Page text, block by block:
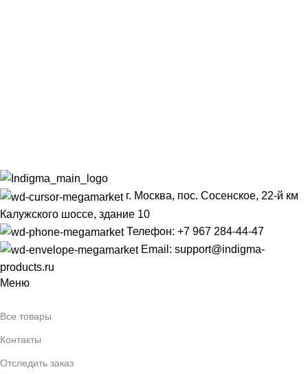
г. Москва, пос. Сосенское, 22-й км
Калужского шоссе, здание 10
Телефон: +7 967 284-44-47
Email: support@indigma-
products.ru
Меню
Все товары
Контакты
Отследить заказ